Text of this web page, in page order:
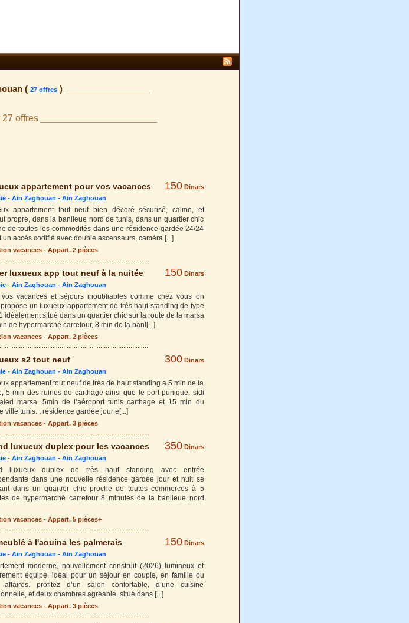
( 27 offres) __________________
27 offres_________________________________
appartement pour vos vacances 150 Dinars
- Ain Zaghouan - Ain Zaghouan
appartement tout neuf bien décoré sécurisé, calme, et
propre, dans la banlieue nord de tunis, dans un quartier chic
de toutes les commodités dans une résidence gardée 24/24
un accès codifié avec double ascenseurs, caméra [...]
vacances - Appart. 2 pièces
luxueux app tout neuf à la nuitée 150 Dinars
- Ain Zaghouan - Ain Zaghouan
vacances et séjours inoubliables comme chez vous on
un luxueux appartement de très haut standing de type
idéalement situé dans un quartier chic sur la route de la marsa
de hypermarché carrefour, 8 min de la banl [...]
vacances - Appart. 2 pièces
s2 tout neuf 300 Dinars
- Ain Zaghouan - Ain Zaghouan
appartement tout neuf de très de haut standing a 5 min de la
5 min des ruines de carthage ainsi que le port punique, sidi
marsa. 5min de l’aéroport tunis carthage et 15 min du
ville tunis. , résidence gardée jour e [...]
vacances - Appart. 3 pièces
luxueux duplex pour les vacances 350 Dinars
- Ain Zaghouan - Ain Zaghouan
luxueux duplex de très haut standing avec entrée
dans une nouvelle résidence gardée jour et nuit se
dans un quartier chic proche de toutes commerces à 5
de hypermarché carrefour 8 minutes de la banlieue nord
vacances - Appart. 5 pièces+
à l'aouina les palmerais 150 Dinars
- Ain Zaghouan - Ain Zaghouan
moderne, nouvellement construit (2026) lumineux et
équipé, idéal pour un séjour en couple, en famille ou
affaires. profitez d’un salon confortable, d’une cuisine
et deux chambres agréable. situé dans [...]
vacances - Appart. 3 pièces